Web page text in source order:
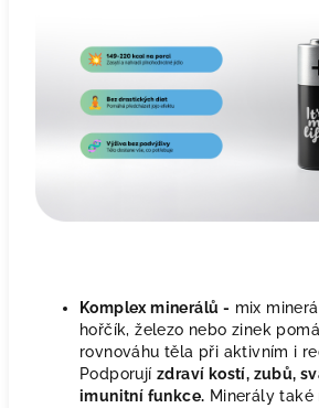
Komplex minerálů - mix
hořčík, železo nebo zinek
rovnováhu těla při aktivním i
Podporujízdraví kostí, zubů,
imunitní funkce. Minerály také